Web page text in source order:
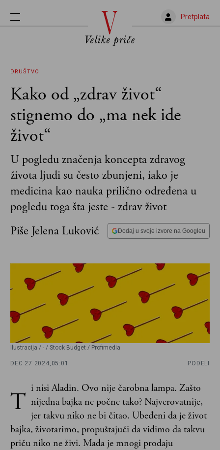
Pretplata
DRUŠTVO
Kako od „zdrav život“
stignemo do „ma nek ide
život“
U pogledu značenja koncepta zdravog
života ljudi su često zbunjeni, iako je
medicina kao nauka prilično određena u
pogledu toga šta jeste - zdrav život
Piše Jelena Luković
Dodaj u svoje izvore na Googleu
Ilustracija / - / Stock Budget / Profimedia
DEC 27 2024, 05:01 PODELI
T i nisi Aladin. Ovo nije čarobna lampa. Zašto
nijedna bajka ne počne tako? Najverovatnije,
jer takvu niko ne bi čitao. Ubeđeni da je život
bajka, životarimo, propuštajući da vidimo da takvu
priču niko ne živi. Mada je mnogi prodaju